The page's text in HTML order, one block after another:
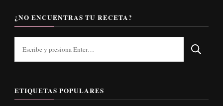
¿NO ENCUENTRAS TU RECETA?
ETIQUETAS POPULARES